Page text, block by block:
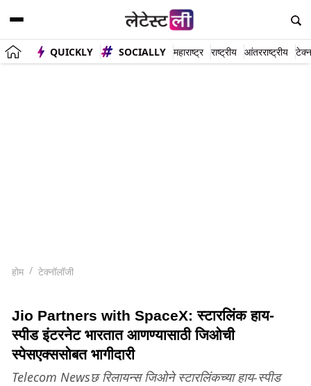
QUICKLY SOCIALLY महाराष्ट्र राष्ट्रीय आंतरराष्ट्रीय
होम टेक्नॉलॉजी
Jio Partners with SpaceX: स्टारलिंक हाय-
स्पीड इंटरनेट भारतात आणण्यासाठी जिओची
स्पेसएक्ससोबत भागीदारी
Telecom Newsछ रिलायन्स जिओने स्टारलिंकच्या हाय-स्पीड